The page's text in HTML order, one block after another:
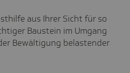
aus Ihrer Sicht für so
Baustein im Umgang
Bewältigung belastender